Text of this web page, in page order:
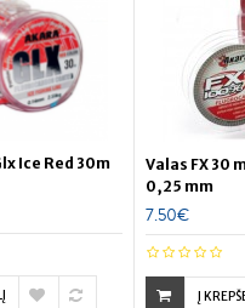
Ice Red 30m
Valas FX 30
0,25 mm
7.50€
Į